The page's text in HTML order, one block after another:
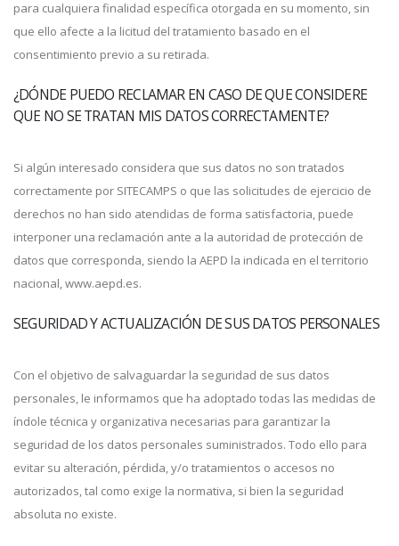
para cualquiera finalidad específica otorgada en su momento, sin
que ello afecte a la licitud del tratamiento basado en el
consentimiento previo a su retirada.
¿DÓNDE PUEDO RECLAMAR EN CASO DE QUE CONSIDERE
QUE NO SE TRATAN MIS DATOS CORRECTAMENTE?
Si algún interesado considera que sus datos no son tratados
correctamente por SITECAMPS o que las solicitudes de ejercicio de
derechos no han sido atendidas de forma satisfactoria, puede
interponer una reclamación ante a la autoridad de protección de
datos que corresponda, siendo la AEPD la indicada en el territorio
nacional, www.aepd.es.
SEGURIDAD Y ACTUALIZACIÓN DE SUS DATOS PERSONALES
Con el objetivo de salvaguardar la seguridad de sus datos
personales, le informamos que ha adoptado todas las medidas de
índole técnica y organizativa necesarias para garantizar la
seguridad de los datos personales suministrados. Todo ello para
evitar su alteración, pérdida, y/o tratamientos o accesos no
autorizados, tal como exige la normativa, si bien la seguridad
absoluta no existe.